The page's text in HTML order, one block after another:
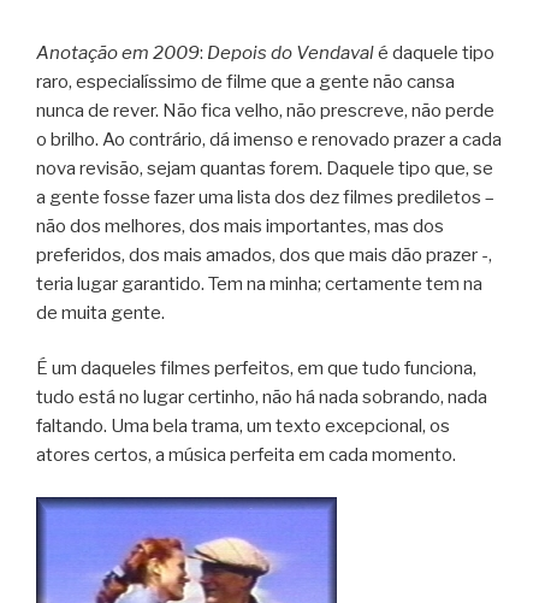
Anotação em 2009: Depois do Vendavalé daquele tipo
raro, especialíssimo de filme que a gente não cansa
nunca de rever. Não fica velho, não prescreve, não perde
o brilho. Ao contrário, dá imenso e renovado prazer a cada
nova revisão, sejam quantas forem. Daquele tipo que, se
a gente fosse fazer uma lista dos dez filmes prediletos –
não dos melhores, dos mais importantes, mas dos
preferidos, dos mais amados, dos que mais dão prazer -,
teria lugar garantido. Tem na minha; certamente tem na
de muita gente.
É um daqueles filmes perfeitos, em que tudo funciona,
tudo está no lugar certinho, não há nada sobrando, nada
faltando. Uma bela trama, um texto excepcional, os
atores certos, a música perfeita em cada momento.